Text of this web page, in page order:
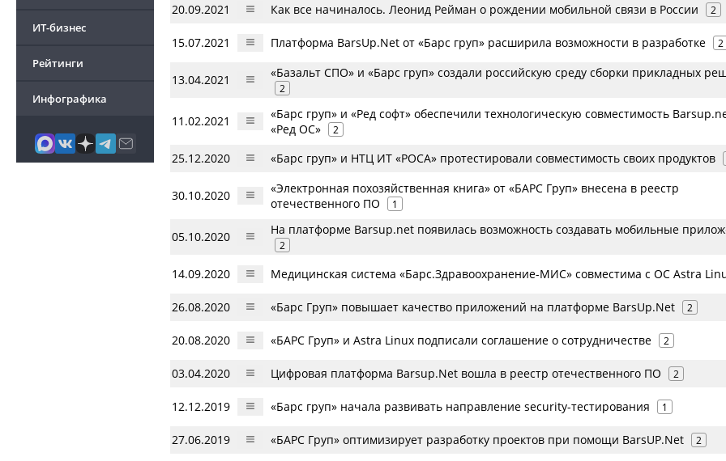
ИТ-бизнес
Рейтинги
Инфографика
20.09.2021 Как все начиналось. Леонид Рейман о рождении мобильной связи в России 2
15.07.2021 Платформа BarsUp.Net от «Барс груп» расширила возможности в разработке 2
13.04.2021 «Базальт СПО» и «Барс груп» создали российскую среду сборки прикладных
2
11.02.2021
«Барс груп» и «Ред софт» обеспечили технологическую совместимость
«Ред ОС»
2
25.12.2020 «Барс груп» и НТЦ ИТ «РОСА» протестировали совместимость своих продуктов
30.10.2020
«Электронная похозяйственная книга» от «БАРС Груп» внесена в реестр
отечественного ПО
1
05.10.2020 На платформе Barsup.net появилась возможность создавать мобильные
2
14.09.2020 Медицинская система «Барс.Здравоохранение-МИС» совместима с ОС Astra
26.08.2020 «Барс Груп» повышает качество приложений на платформе BarsUp.Net 2
20.08.2020 «БАРС Груп» и Astra Linux подписали соглашение о сотрудничестве 2
03.04.2020 Цифровая платформа Barsup.Net вошла в реестр отечественного ПО 2
12.12.2019 «Барс груп» начала развивать направление security-тестирования 1
27.06.2019 «БАРС Груп» оптимизирует разработку проектов при помощи BarsUP.Net 2